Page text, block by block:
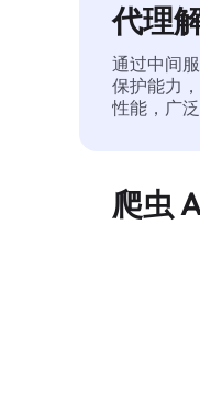
代理
通过中间
保护能力
性能，广
爬虫